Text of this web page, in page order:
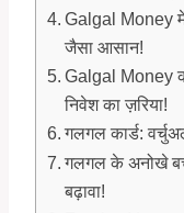
Galgal Money
जैसा आसान!
Galgal Money
निवेश का ज़रिया!
गलगल कार्ड:
गलगल के अनोखे
बढ़ावा!